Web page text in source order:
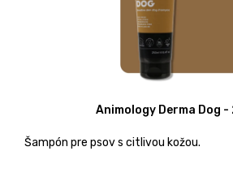
Animology Derma Dog -
Šampón pre psov s citlivou kožou.